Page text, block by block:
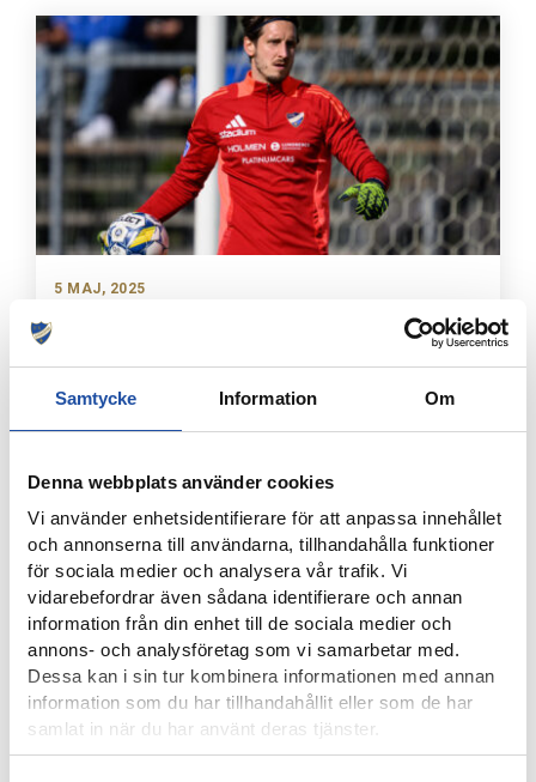
Samtycke Information Om
Denna webbplats använder cookies
Vi använder enhetsidentifierare för att anpassa innehållet
och annonserna till användarna, tillhandahålla funktioner
för sociala medier och analysera vår trafik. Vi
vidarebefordrar även sådana identifierare och annan
information från din enhet till de sociala medier och
annons- och analysföretag som vi samarbetar med.
Dessa kan i sin tur kombinera informationen med annan
information som du har tillhandahållit eller som de har
samlat in när du har använt deras tjänster.
5 MAJ, 2025
STATUSUPPDATERING OM DAVID MITOV NILSSON
9 APRIL, 2025
STATUSRAPPORT OM DAVID MITOV NILSSON